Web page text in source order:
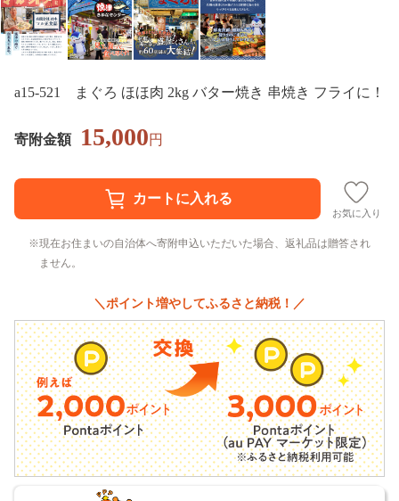
a15-521 まぐろ ほほ肉 2kg バター焼き 串焼き フライに！
寄附金額 15,000円
お気に入り
現在お住まいの自治体へ寄附申込いただいた場合、返礼品は贈答され
ません。
＼ポイント増やしてふるさと納税！／